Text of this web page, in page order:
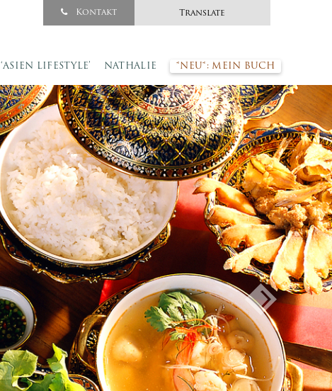
Kontakt Translate
‘ASIEN LIFESTYLE’ NATHALIE *NEU*: MEIN BUCH
Next